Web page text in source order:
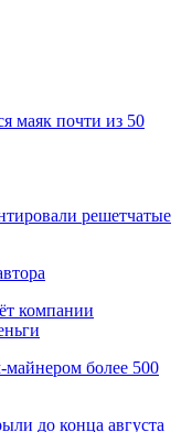
маяк почти из 50
решетчатые
компании
майнером более 500
до конца августа